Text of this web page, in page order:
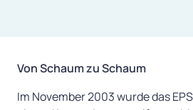
Von Schaum zu Schaum
Im November 2003 wurde das